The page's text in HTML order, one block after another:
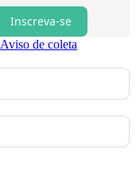
Inscreva-se
Aviso de coleta